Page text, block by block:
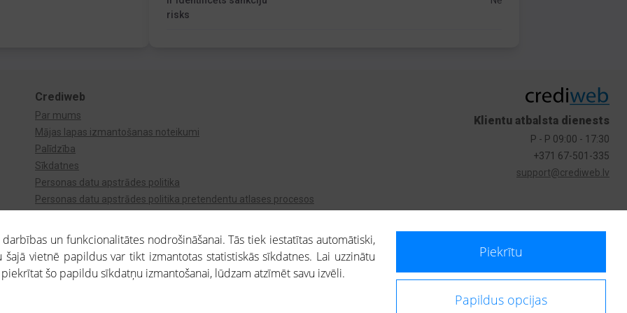
risks
Crediweb
Par mums
Mājas lapas izmantošanas noteikumi
Palīdzība
Sīkdatnes
Personas datu apstrādes politika
Personas datu apstrādes politika pretendentu atlases procesos
Klientu atbalsta dienests
P - P 09:00 - 17:30
+371 67-501-335
support@crediweb.lv
ietvaros saņemtajai informācijai ir uzziņas raksturs, un tai nav juridiska spēka. Portāla lietotājs, izmantojot portālā saņemto informāciju, ir atbildīgs par fizisko
un funkcionalitātes nodrošināšanai. Tās tiek iestatītas automātiski,
vietnē papildus var tikt izmantotas statistiskās sīkdatnes. Lai uzzinātu
piekrītat šo papildu sīkdatņu izmantošanai, lūdzam atzīmēt savu izvēli.
Piekrītu
Papildus opcijas